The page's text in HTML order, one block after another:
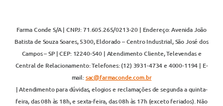
Farma Conde S/A | CNPJ: 71.605.265/0213-20 | Endereço: Avenida João
Batista de Souza Soares, 5300, Eldorado – Centro Industrial, São José dos
Campos – SP | CEP: 12240-540 | Atendimento Cliente, Televendas e
Central de Relacionamento: Telefones: (12) 3931-4734 e 4000-1194 | E-
mail:sac@farmaconde.com.br
| Atendimento para dúvidas, elogios e reclamações de segunda a quinta-
feira, das 08h às 18h, e sexta-feira, das 08h às 17h (exceto feriados). Não